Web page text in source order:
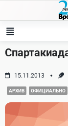
content
15.11.2013
АРХИВ ОФИЦИАЛЬНО